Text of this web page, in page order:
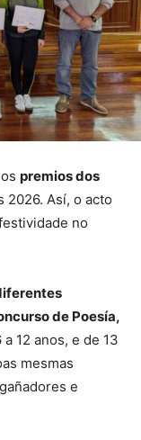
premios dos
2026. Así, o acto
no
de Poesía,
12 anos, e de 13
mesmas
e